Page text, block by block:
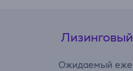
Ожидаемый